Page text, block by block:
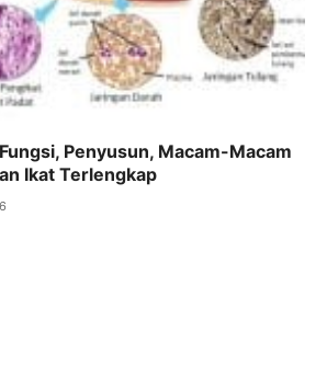
Penyusun, Macam-Macam
Ikat Terlengkap